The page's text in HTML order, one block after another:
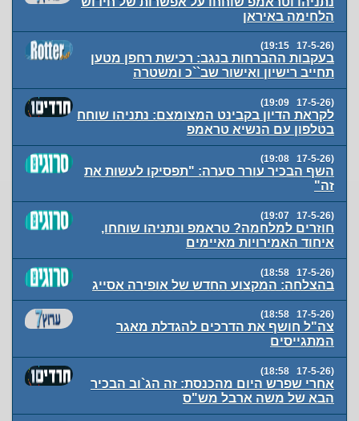
הלחימה באיראן
(17-5-26 19:15)
בעקבות ההברחות בנגב: רכישת רחפן מטען
תחייב רישיון ואישור שב``כ ומשטרה
(17-5-26 19:09)
לקראת הדיון בקבינט המצומצם: נתניהו שוחח
בטלפון עם הנשיא טראמפ
(17-5-26 19:08)
השף הבכיר עורר סערה: "תפסיקו לעשות את
זה"
(17-5-26 19:07)
חוזרים למלחמה? טראמפ ונתניהו שוחחו,
איחוד האמירויות מאיימים
(17-5-26 18:58)
בהצלחה: המקצוע החדש של אופירה אסייג
(17-5-26 18:58)
צה"ל חושף את הדרכים להגדלת מאגר
המתגייסים
(17-5-26 18:58)
אחרי שפרש היום מהכנסת: זה הג`וב הבכיר
הבא של משה ארבל מש"ס